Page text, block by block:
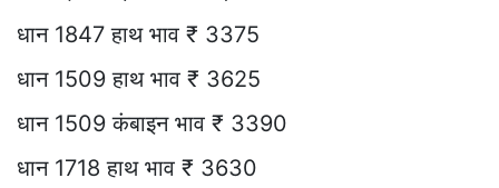
धान 1847 हाथ भाव ₹ 3375
धान 1509 हाथ भाव ₹ 3625
धान 1509 कंबाइन भाव ₹ 3390
धान 1718 हाथ भाव ₹ 3630